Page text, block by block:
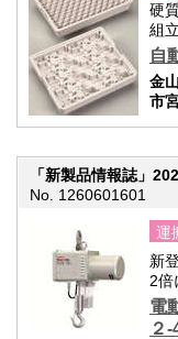
硬
組
自
金
市
「新製品情報誌」
No. 1260601601
運
新
2倍
電
２-